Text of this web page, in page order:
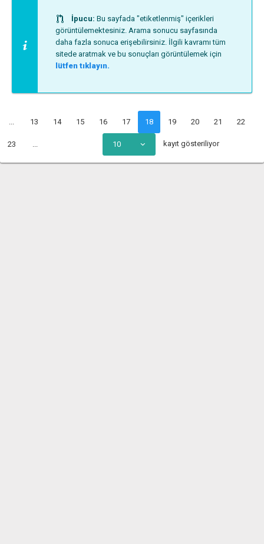
İpucu: Bu sayfada "etiketlenmiş" içerikleri
görüntülemektesiniz. Arama sonucu sayfasında
daha fazla sonuca erişebilirsiniz. İlgili kavramı tüm
sitede aratmak ve bu sonuçları görüntülemek için
lütfen tıklayın.
... 13 14 15 16 17 18 19 20 21 22
23 ... 10 kayıt gösteriliyor